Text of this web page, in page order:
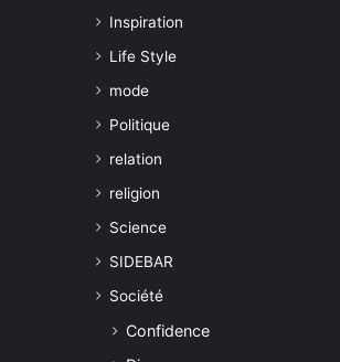
Inspiration
Life Style
mode
Politique
relation
religion
Science
SIDEBAR
Société
Confidence